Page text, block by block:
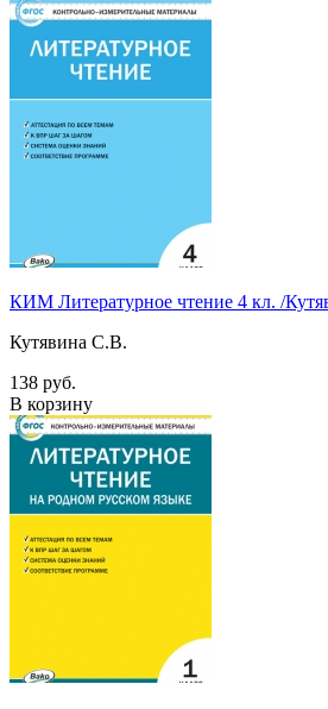
КИМ Литературное чтение 4 кл. /
Кутявина С.В.
138 руб.
В корзину